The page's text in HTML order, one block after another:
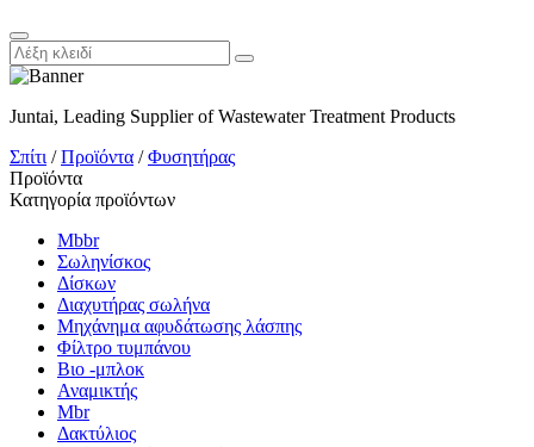
Juntai, Leading Supplier of Wastewater Treatment Products
Σπίτι /Προϊόντα /Φυσητήρας
Προϊόντα
Κατηγορία προϊόντων
Mbbr
Σωληνίσκος
Δίσκων
Διαχυτήρας σωλήνα
Μηχάνημα αφυδάτωσης λάσπης
Φίλτρο τυμπάνου
Βιο -μπλοκ
Αναμικτής
Mbr
Δακτύλιος